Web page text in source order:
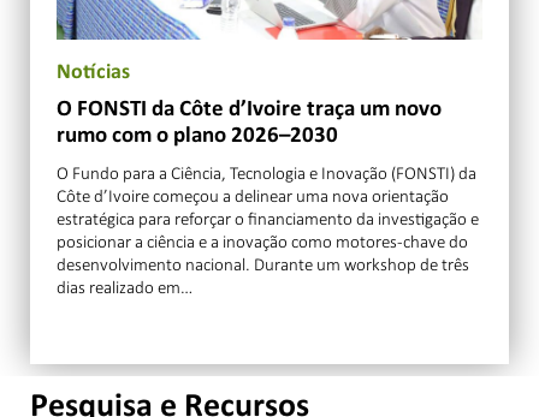
Notícias
O FONSTI da Côte d’Ivoire traça um novo
rumo com o plano 2026–2030
O Fundo para a Ciência, Tecnologia e Inovação (FONSTI) da
Côte d’Ivoire começou a delinear uma nova orientação
estratégica para reforçar o financiamento da investigação e
posicionar a ciência e a inovação como motores-chave do
desenvolvimento nacional. Durante um workshop de três
dias realizado em…
Pesquisa e Recursos